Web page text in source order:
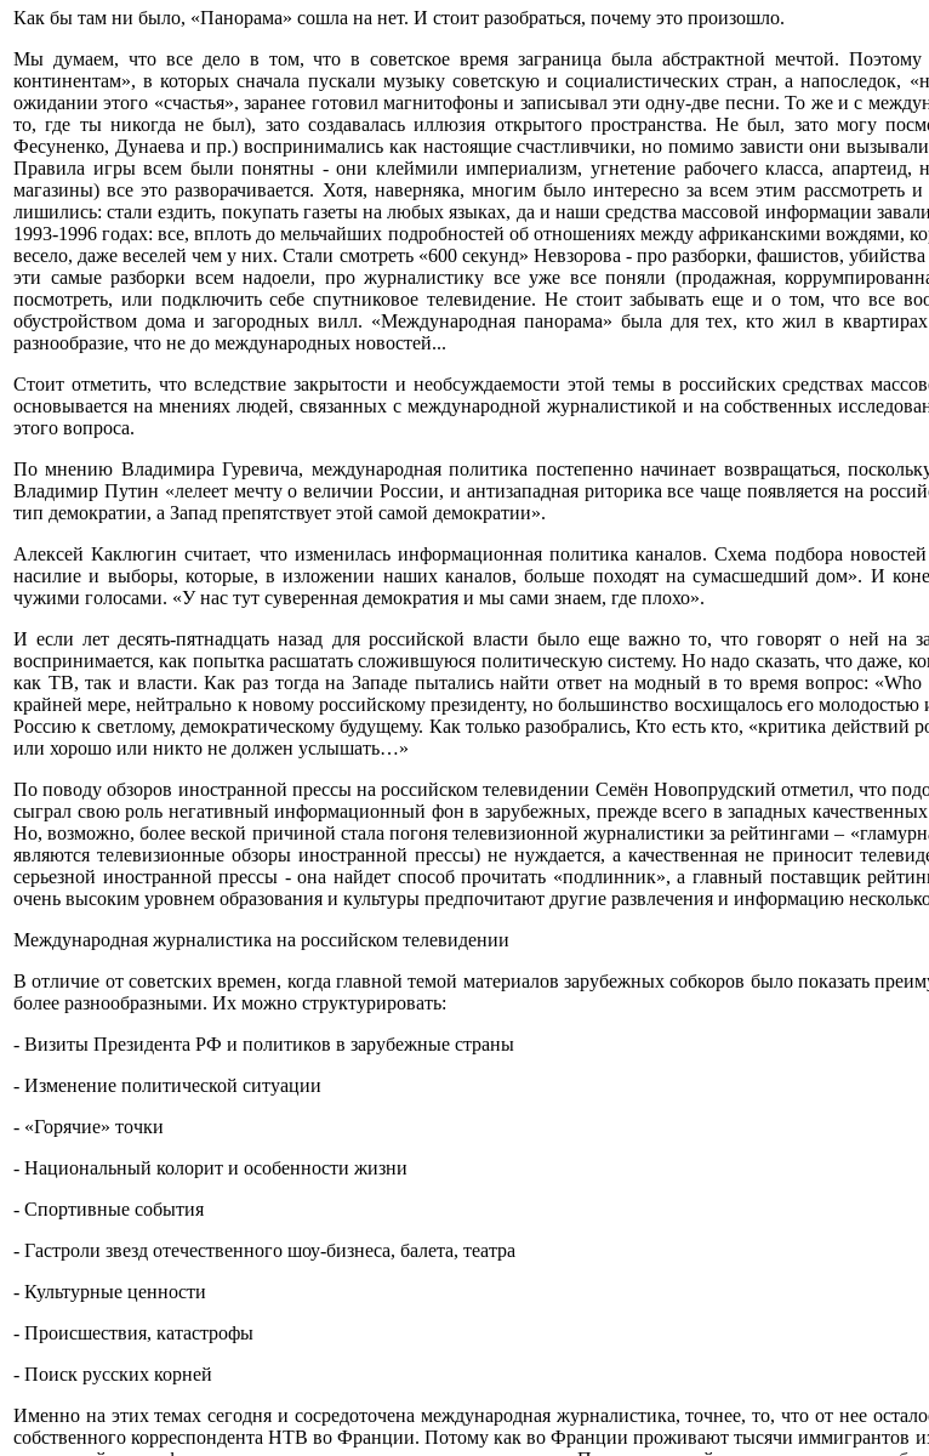
Как бы там ни было, «Панорама» сошла на нет. И стоит разобраться, почему это произошло.
Мы думаем, что все дело в том, что в советское время заграница была абстрактной мечтой.
континентам», в которых сначала пускали музыку советскую и социалистических стран, а
ожидании этого «счастья», заранее готовил магнитофоны и записывал эти одну-две песни. То же и с
то, где ты никогда не был), зато создавалась иллюзия открытого пространства. Не был, зато могу
Фесуненко, Дунаева и пр.) воспринимались как настоящие счастливчики, но помимо зависти они
Правила игры всем были понятны - они клеймили империализм, угнетение рабочего класса,
магазины) все это разворачивается. Хотя, наверняка, многим было интересно за всем этим
лишились: стали ездить, покупать газеты на любых языках, да и наши средства массовой информации
1993-1996 годах: все, вплоть до мельчайших подробностей об отношениях между африканскими
весело, даже веселей чем у них. Стали смотреть «600 секунд» Невзорова - про разборки, фашистов,
эти самые разборки всем надоели, про журналистику все уже все поняли (продажная,
посмотреть, или подключить себе спутниковое телевидение. Не стоит забывать еще и о том, что все
обустройством дома и загородных вилл. «Международная панорама» была для тех, кто жил в
разнообразие, что не до международных новостей...
Стоит отметить, что вследствие закрытости и необсуждаемости этой темы в российских средствах
основывается на мнениях людей, связанных с международной журналистикой и на собственных
этого вопроса.
По мнению Владимира Гуревича, международная политика постепенно начинает возвращаться,
Владимир Путин «лелеет мечту о величии России, и антизападная риторика все чаще появляется на
тип демократии, а Запад препятствует этой самой демократии».
Алексей Каклюгин считает, что изменилась информационная политика каналов. Схема подбора
насилие и выборы, которые, в изложении наших каналов, больше походят на сумасшедший дом». И
чужими голосами. «У нас тут суверенная демократия и мы сами знаем, где плохо».
И если лет десять-пятнадцать назад для российской власти было еще важно то, что говорят о ней на
воспринимается, как попытка расшатать сложившуюся политическую систему. Но надо сказать, что
как ТВ, так и власти. Как раз тогда на Западе пытались найти ответ на модный в то время вопрос:
крайней мере, нейтрально к новому российскому президенту, но большинство восхищалось его
Россию к светлому, демократическому будущему. Как только разобрались, Кто есть кто, «критика
или хорошо или никто не должен услышать…»
По поводу обзоров иностранной прессы на российском телевидении Семён Новопрудский отметил, что
сыграл свою роль негативный информационный фон в зарубежных, прежде всего в западных
Но, возможно, более веской причиной стала погоня телевизионной журналистики за рейтингами –
являются телевизионные обзоры иностранной прессы) не нуждается, а качественная не приносит
серьезной иностранной прессы - она найдет способ прочитать «подлинник», а главный поставщик
очень высоким уровнем образования и культуры предпочитают другие развлечения и информацию
Международная журналистика на российском телевидении
В отличие от советских времен, когда главной темой материалов зарубежных собкоров было показать
более разнообразными. Их можно структурировать:
- Визиты Президента РФ и политиков в зарубежные страны
- Изменение политической ситуации
- «Горячие» точки
- Национальный колорит и особенности жизни
- Спортивные события
- Гастроли звезд отечественного шоу-бизнеса, балета, театра
- Культурные ценности
- Происшествия, катастрофы
- Поиск русских корней
Именно на этих темах сегодня и сосредоточена международная журналистика, точнее, то, что от нее
собственного корреспондента НТВ во Франции. Потому как во Франции проживают тысячи иммигрантов